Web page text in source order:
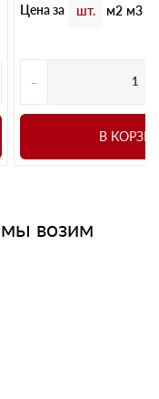
Цена за шт. м2 м3
-
В
возим